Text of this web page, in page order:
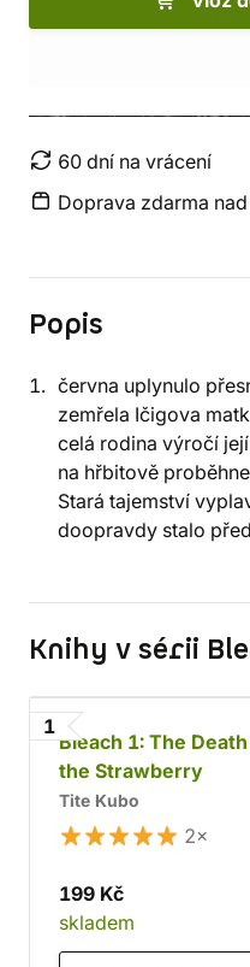
60 dní na vrácení
Doprava zdarma
Popis
června uplynulo
zemřela Ičigova
celá rodina výročí
na hřbitově
Stará tajemství
doopravdy stalo
Knihy v sérii
1
Bleach 1: The
the Strawberry
Tite Kubo
2×
199 Kč
skladem